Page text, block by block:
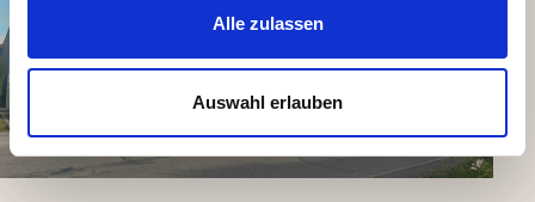
Alle zulassen
Auswahl erlauben